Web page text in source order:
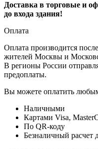
Доставка в торговые и
до входа здания!
Оплата
Оплата производится
жителей Москвы и
В регионы России
предоплаты.
Вы можете оплатить
Наличными
Картами Visa,
По QR-коду
Безналичный расчет